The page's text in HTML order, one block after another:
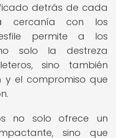
detrás de cada
cercanía con los
permite a los
solo la destreza
sino también
el compromiso que
no solo ofrece un
sino que